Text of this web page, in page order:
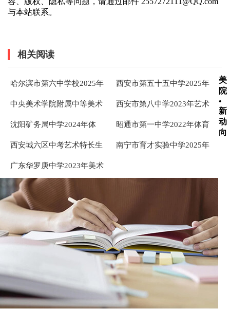
与本站联系。
相关阅读
哈尔滨市第六中学校2025年
核工作安排 ...
西安市第五十五中学2025年
告
中央美术学院附属中等美术
知
西安市第八中学2023年艺术
沈阳矿务局中学2024年体
名安排
昭通市第一中学2022年体育
西安城六区中考艺术特长生
南宁市育才实验中学2025年
广东华罗庚中学2023年美术
特长生考试须知
美
院
•
新
动
向